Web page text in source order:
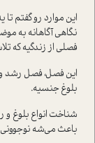
این موارد رو گفتم
نگاهی آگاهانه به
فصلی از زندگیه که
این فصل، فصل رشد
بلوغ جنسیه.
شناخت انواع بلوغ
باعث می‌شه نوجوونی